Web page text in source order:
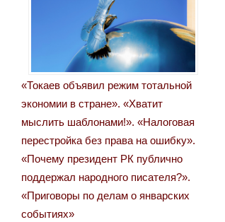
«Токаев объявил режим тотальной
экономии в стране». «Хватит
мыслить шаблонами!». «Налоговая
перестройка без права на ошибку».
«Почему президент РК публично
поддержал народного писателя?».
«Приговоры по делам о январских
событиях»